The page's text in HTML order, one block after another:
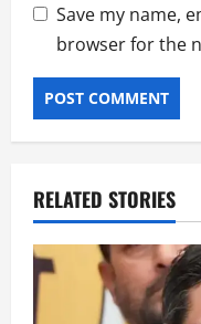
Save my name,
browser for the
RELATED STORIES